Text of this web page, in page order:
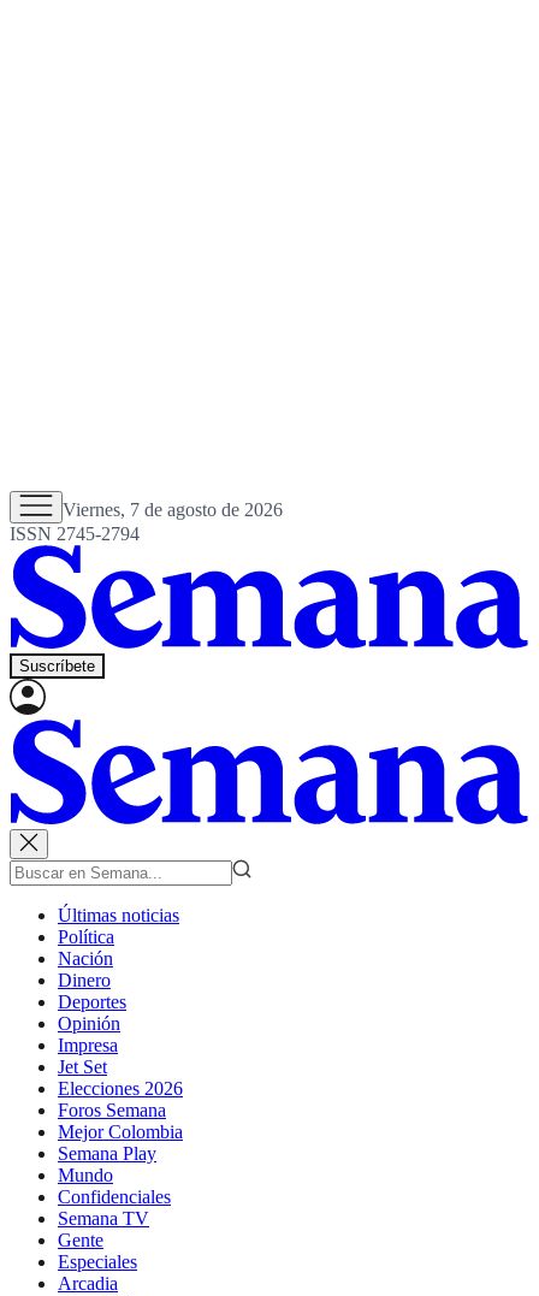
Viernes, 7 de agosto de 2026
ISSN 2745-2794
Suscríbete
Últimas noticias
Política
Nación
Dinero
Deportes
Opinión
Impresa
Jet Set
Elecciones 2026
Foros Semana
Mejor Colombia
Semana Play
Mundo
Confidenciales
Semana TV
Gente
Especiales
Arcadia